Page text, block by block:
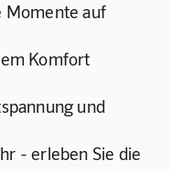
Momente auf
Komfort
und
- erleben Sie die